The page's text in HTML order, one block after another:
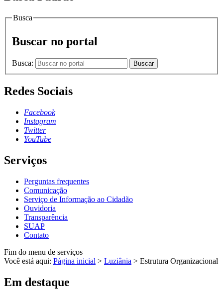
Busca
Buscar no portal
Busca: Buscar
Redes Sociais
Facebook
Instagram
Twitter
YouTube
Serviços
Perguntas frequentes
Comunicação
Serviço de Informação ao Cidadão
Ouvidoria
Transparência
SUAP
Contato
Fim do menu de serviços
Você está aqui: Página inicial > Luziânia > Estrutura Organizacional
Em destaque